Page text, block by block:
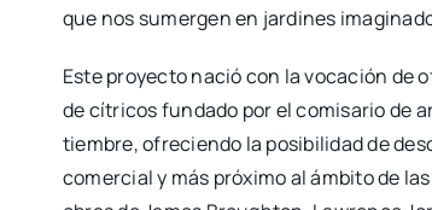
que nos sumer­gen en jar­di­nes
Este pro­yec­to nació con la voca­ción de
de cí­tri­cos fun­da­do por el comi­sa­rio de
tiem­bre, ofre­cien­do la posi­bi­li­dad de
comer­cial y más pró­xi­mo al ám­bi­to de